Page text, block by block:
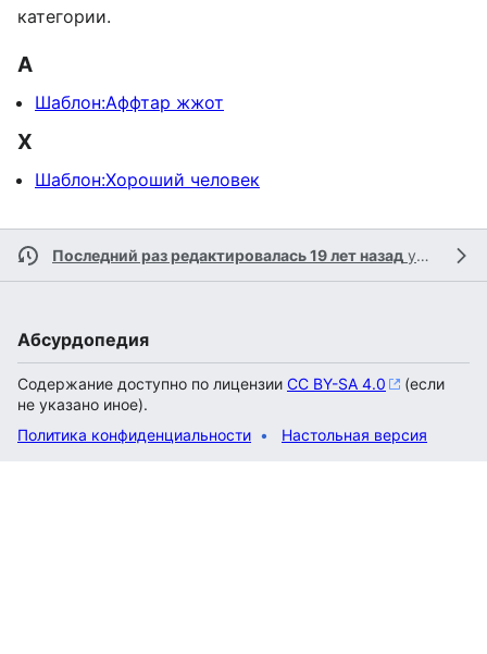
категории.
А
Шаблон:Аффтар жжот
Х
Шаблон:Хороший человек
Последний раз редактировалась 19 лет назад участником
Абсурдопедия
Содержание доступно по лицензии CC BY-SA 4.0
(если
не указано иное).
Политика конфиденциальности
Настольная версия